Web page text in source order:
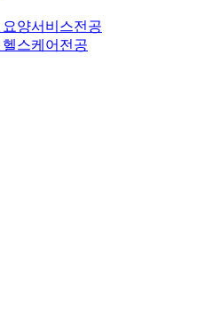
양서비스전공
스케어전공